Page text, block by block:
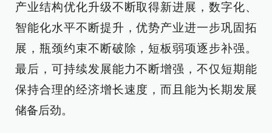
产业结构优化升级不断取得新进展，数字化、
智能化水平不断提升，优势产业进一步巩固拓
展，瓶颈约束不断破除，短板弱项逐步补强。
最后，可持续发展能力不断增强，不仅短期能
保持合理的经济增长速度，而且能为长期发展
储备后劲。